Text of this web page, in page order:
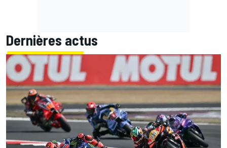
Dernières actus